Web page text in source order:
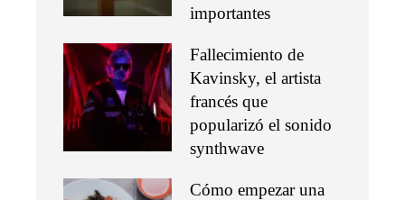
importantes
Fallecimiento de
Kavinsky, el artista
francés que
popularizó el sonido
synthwave
Cómo empezar una